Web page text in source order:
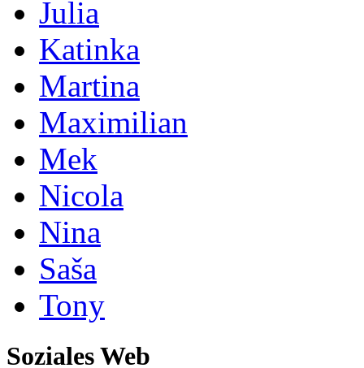
Julia
Katinka
Martina
Maximilian
Mek
Nicola
Nina
Saša
Tony
Soziales Web